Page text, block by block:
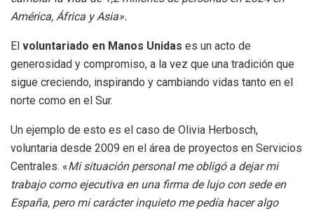
América, África y Asia».
El voluntariado en Manos Unidas es un acto de
generosidad y compromiso, a la vez que una tradición que
sigue creciendo, inspirando y cambiando vidas tanto en el
norte como en el Sur.
Un ejemplo de esto es el caso de Olivia Herbosch,
voluntaria desde 2009 en el área de proyectos en Servicios
Centrales. «Mi situación personal me obligó a dejar mi
trabajo como ejecutiva en una firma de lujo con sede en
España, pero mi carácter inquieto me pedía hacer algo